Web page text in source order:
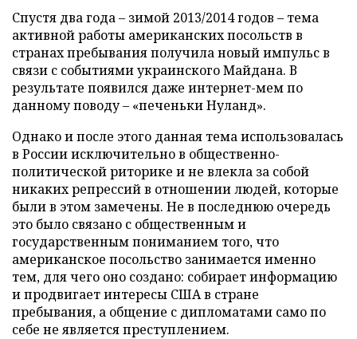
Спустя два года – зимой 2013/2014 годов – тема
активной работы американских посольств в
странах пребывания получила новый импульс в
связи с событиями украинского Майдана. В
результате появился даже интернет-мем по
данному поводу – «печеньки Нуланд».
Однако и после этого данная тема использовалась
в России исключительно в общественно-
политической риторике и не влекла за собой
никаких репрессий в отношении людей, которые
были в этом замечены. Не в последнюю очередь
это было связано с общественным и
государственным пониманием того, что
американское посольство занимается именно
тем, для чего оно создано: собирает информацию
и продвигает интересы США в стране
пребывания, а общение с дипломатами само по
себе не является преступлением.